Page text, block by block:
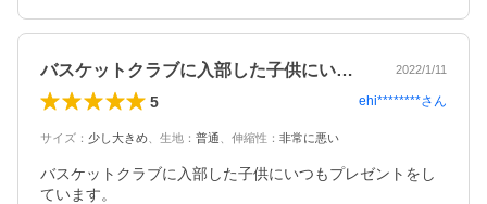
バスケットクラブに入部した子供にいつも… 2022/1/11
5 ehi********さん
サイズ ： 少し大きめ 生地 ： 普通 伸縮性 ： 非常に悪い
バスケットクラブに入部した子供にいつもプレゼントをし
ています。